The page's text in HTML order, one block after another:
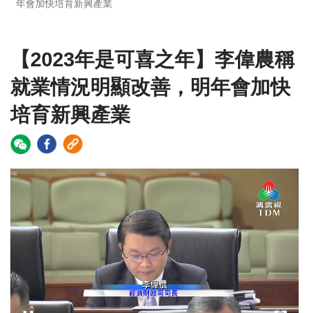
年會加快培育新興產業
【2023年是可喜之年】李偉農稱
就業情況明顯改善，明年會加快
培育新興產業
Video